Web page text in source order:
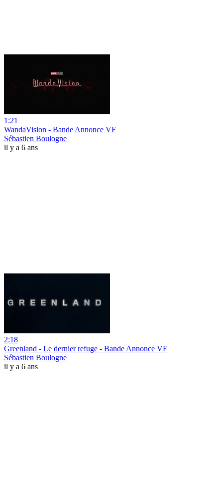
1:21
WandaVision - Bande Annonce VF
Sébastien Boulogne
il y a 6 ans
2:18
Greenland - Le dernier refuge - Bande Annonce VF
Sébastien Boulogne
il y a 6 ans